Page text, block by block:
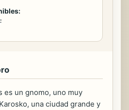
es un gnomo, uno muy
una ciudad grande y